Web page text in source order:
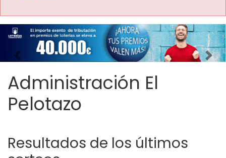
Imagen anterior
Administración El
Pelotazo
Resultados de los últimos